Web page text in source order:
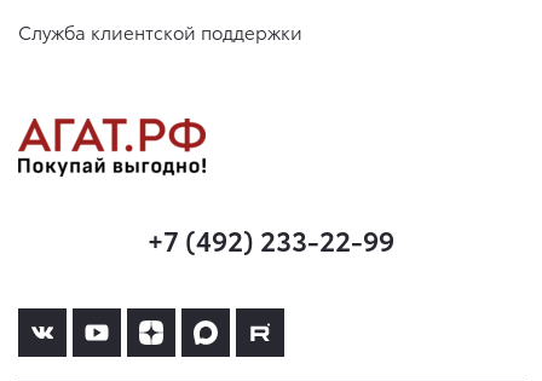
Служба клиентской поддержки
+7 (492) 233-22-99